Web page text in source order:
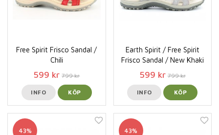
Free Spirit Frisco Sandal /
Chili
599 kr 799 kr
INFO KÖP
Earth Spirit / Free Spirit
Frisco Sandal / New Khaki
599 kr 799 kr
INFO KÖP
43% 43%